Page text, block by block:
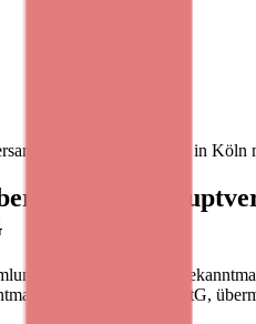
am 15.09.2020 in Köln
zur
Bastei Lübbe AG:
gemäß §121 AktG,